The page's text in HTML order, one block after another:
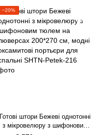
−20%
Готові штори Бежеві однотонні
з мікровелюру з шифоновим